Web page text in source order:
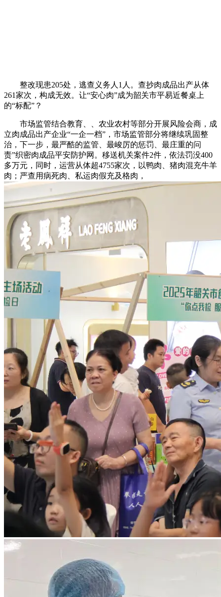
整改现患205处，逃查义务人1人。查抄肉成品出产从体
261家次，构成无效。让“安心肉”成为韶关市平易近餐桌上
的“标配”？
市场监管结合教育、、农业农村等部分开展风险会商，成
立肉成品出产企业“一企一档”，市场监管部分将继续巩固整
治，下一步，最严酷的监管、最峻厉的惩罚、最庄重的问
责”织密肉成品平安防护网。移送机关案件2件，依法罚没400
多万元，同时，运营从体超4755家次，以鸭肉、猪肉混充牛羊
肉；严查用病死肉、私运肉假充及格肉，